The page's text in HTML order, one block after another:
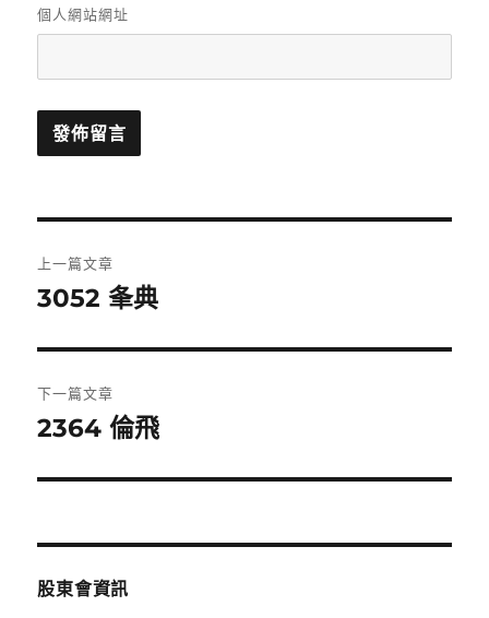
個人網站網址
章
覽
上一篇文章
上
篇
文
章:
3052 夆典
下一篇文章
下
篇
章:
2364 倫飛
股東會資訊